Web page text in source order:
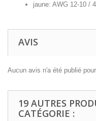
jaune: AWG 12-10 /
AVIS
Aucun avis n'a été publié
19 AUTRES
CATÉGORIE :